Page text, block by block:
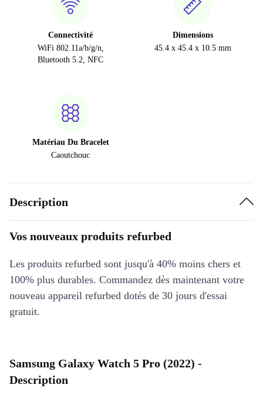
Connectivité
WiFi 802.11a/b/g/n,
Bluetooth 5.2, NFC
Dimensions
45.4 x 45.4 x 10.5 mm
Matériau Du Bracelet
Caoutchouc
Description
Vos nouveaux produits refurbed
Les produits refurbed sont jusqu'à 40% moins chers et
100% plus durables. Commandez dès maintenant votre
nouveau appareil refurbed dotés de 30 jours d'essai
gratuit.
Samsung Galaxy Watch 5 Pro (2022) -
Description